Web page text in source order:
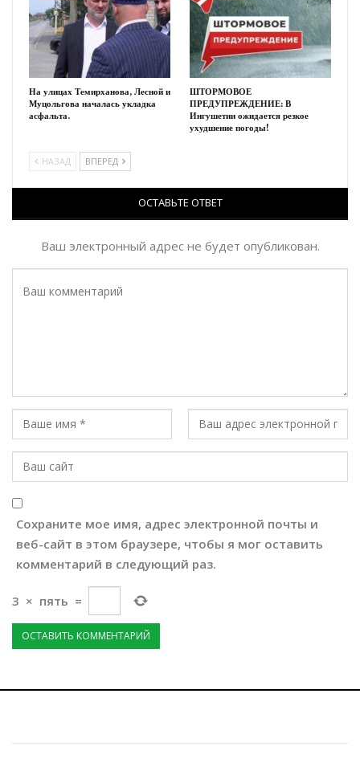
На улицах Темирханова, Лесной и
Муцольгова началась укладка
асфальта.
ШТОРМОВОЕ
ПРЕДУПРЕЖДЕНИЕ: В
Ингушетии ожидается резкое
ухудшение погоды!
НАЗАД ВПЕРЕД
ОСТАВЬТЕ ОТВЕТ
Ваш электронный адрес не будет опубликован.
Сохраните мое имя, адрес электронной почты и
веб-сайт в этом браузере, чтобы я мог оставить
комментарий в следующий раз.
3 × пять =